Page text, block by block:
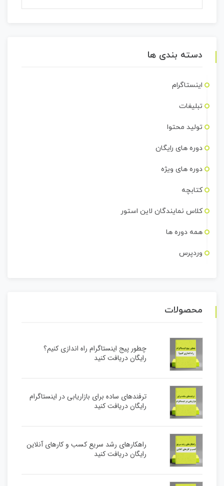
دسته بندی ها
اینستاگرام
تبلیغات
تولید محتوا
دوره های رایگان
دوره های ویژه
کتابچه
کلاس نمایندگان لاین استور
همه دوره ها
وردپرس
محصولات
چطور پیج اینستاگرام راه اندازی کنیم؟
رایگان دریافت کنید
ترفندهای ساده برای بازاریابی در اینستاگرام
رایگان دریافت کنید
راهکارهای رشد سریع کسب و کارهای آنلاین
رایگان دریافت کنید